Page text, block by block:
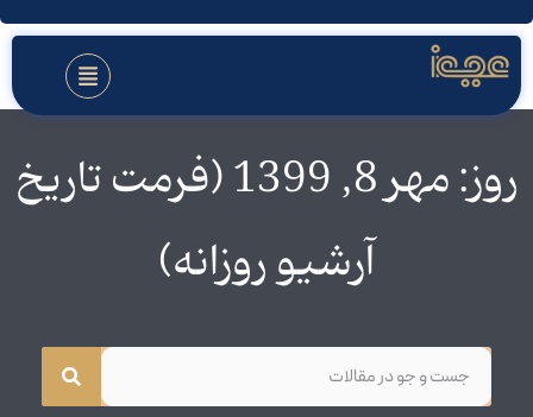
روز: مهر 8, 1399 (فرمت تاریخ
آرشیو روزانه)